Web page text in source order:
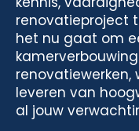
renovatieproject
het nu gaat om
renovatiewerken,
leveren van
al jouw